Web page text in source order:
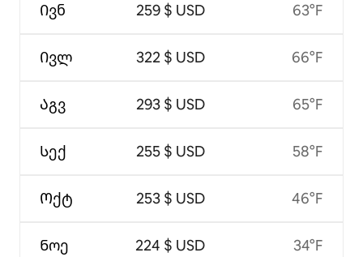
Ივნ
Ივლ
Აგვ
Სექ
Ოქტ
Ნოე
259 $ USD
322 $ USD
293 $ USD
255 $ USD
253 $ USD
224 $ USD
63°F
66°F
65°F
58°F
46°F
34°F